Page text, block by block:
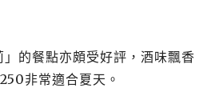
的餐點亦頗受好評，酒味飄香
非常適合夏天。